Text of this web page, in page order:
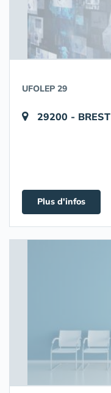
UFOLEP 29
29200 - BREST
Plus d'infos